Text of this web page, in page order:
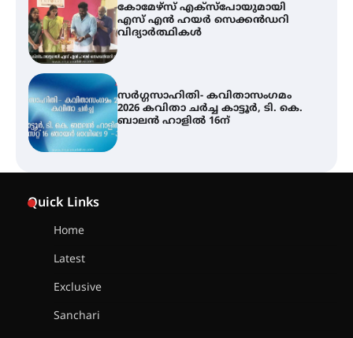
സർഗ്ഗസാഹിതി- കവിതാസംഗമം
2026 കവിതാ ചർച്ച കാട്ടൂർ, ടി. കെ.
ബാലൻ ഹാളിൽ 16ന്
ശക്തമായ മഴ തുടരുന്നു – തൃശൂർ
ജില്ലയിൽ എല്ലാ വിദ്യാഭ്യാസ
സ്ഥാപനങ്ങൾക്കും ശനിയാഴ്ച
അവധി
Quick Links
Home
Latest
Exclusive
Sanchari